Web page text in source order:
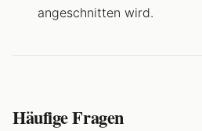
angeschnitten wird.
Häufige Fragen